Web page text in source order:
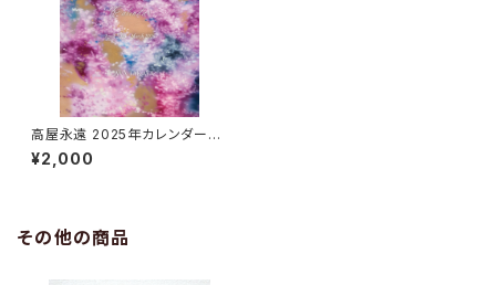
高屋永遠 2025年カレンダー（4
月始まり）
¥2,000
その他の商品